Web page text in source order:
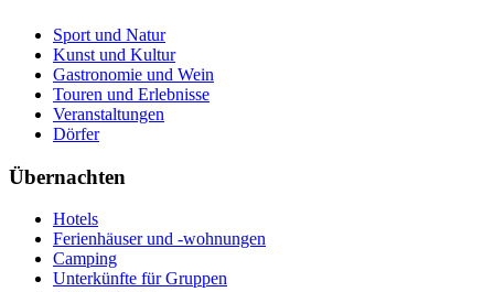
Sport und Natur
Kunst und Kultur
Gastronomie und Wein
Touren und Erlebnisse
Veranstaltungen
Dörfer
Übernachten
Hotels
Ferienhäuser und -wohnungen
Camping
Unterkünfte für Gruppen